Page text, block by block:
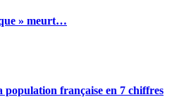
» meurt…
population française en 7 chiffres